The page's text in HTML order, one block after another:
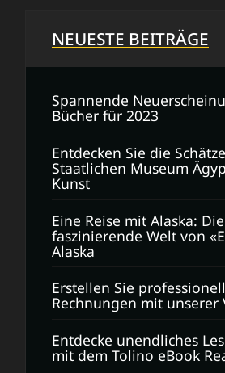
NEUESTE BEITRÄGE
Spannende
Bücher für 2023
Entdecken Sie die
Staatlichen Museum
Kunst
Eine Reise mit Alaska: Die
faszinierende Welt von
Alaska
Erstellen Sie
Rechnungen mit unserer
Entdecke unendliches
mit dem Tolino eBook